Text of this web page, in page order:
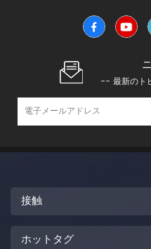
-- 最新のト
接触
ホットタグ